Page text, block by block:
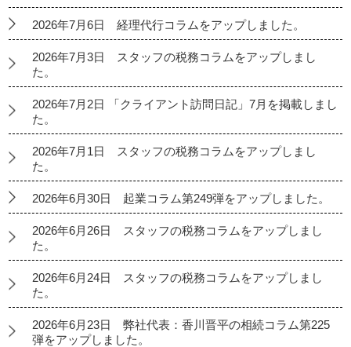
2026年7月6日 経理代行コラムをアップしました。
2026年7月3日 スタッフの税務コラムをアップしまし
た。
2026年7月2日 「クライアント訪問日記」7月を掲載しまし
た。
2026年7月1日 スタッフの税務コラムをアップしまし
た。
2026年6月30日 起業コラム第249弾をアップしました。
2026年6月26日 スタッフの税務コラムをアップしまし
た。
2026年6月24日 スタッフの税務コラムをアップしまし
た。
2026年6月23日 弊社代表：香川晋平の相続コラム第225
弾をアップしました。